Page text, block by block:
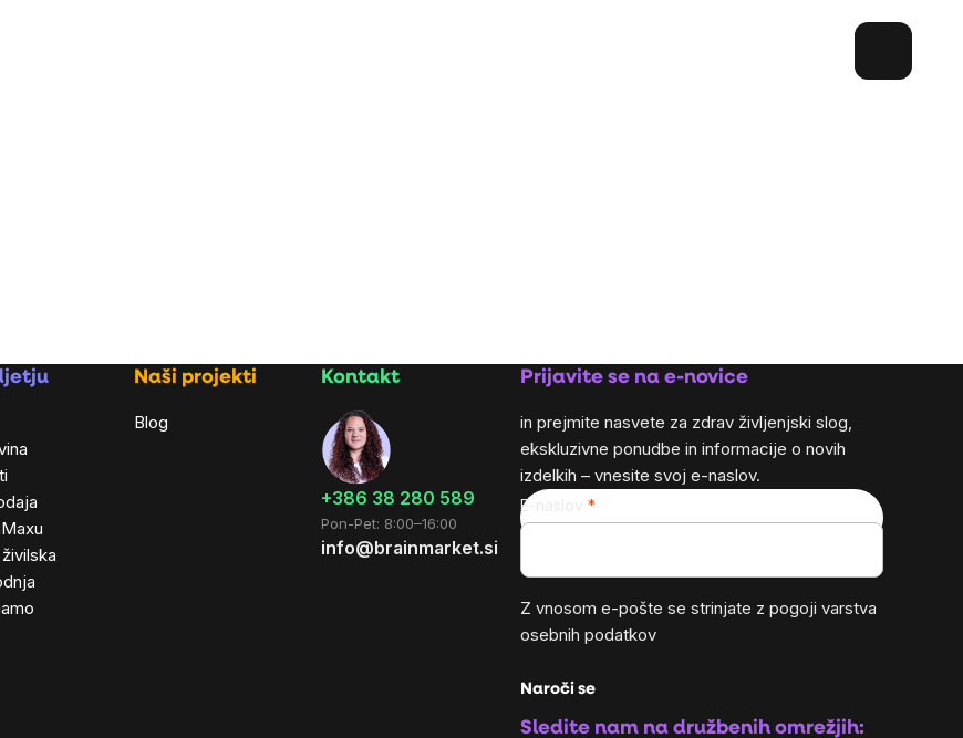
Naši projekti
Blog
Kontakt
+386 38 280 589
Pon-Pet: 8:00–16:00
info@brainmarket.si
Prijavite se na e-novice
in prejmite nasvete za zdrav življenjski slog,
ekskluzivne ponudbe in informacije o novih
izdelkih – vnesite svoj e-naslov.
E-naslov
Z vnosom e-pošte se strinjate z pogoji varstva
osebnih podatkov
Naroči se
Sledite nam na družbenih omrežjih: